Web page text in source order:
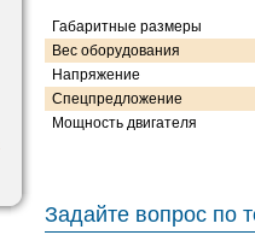
Габаритные размеры
Вес оборудования
Напряжение
Спецпредложение
Мощность двигателя
Задайте вопрос по